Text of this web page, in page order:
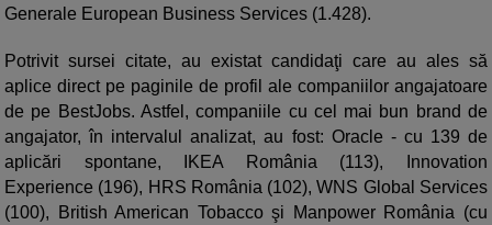
Generale European Business Services (1.428).
Potrivit sursei citate, au existat candidaţi care au ales să
aplice direct pe paginile de profil ale companiilor angajatoare
de pe BestJobs. Astfel, companiile cu cel mai bun brand de
angajator, în intervalul analizat, au fost: Oracle - cu 139 de
aplicări spontane, IKEA România (113), Innovation
Experience (196), HRS România (102), WNS Global Services
(100), British American Tobacco şi Manpower România (cu